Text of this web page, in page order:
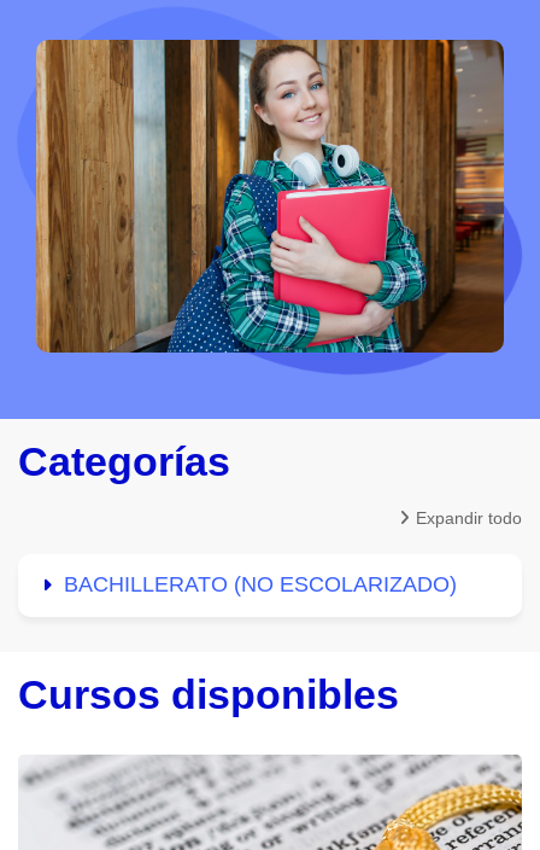
Categorías
Expandir todo
BACHILLERATO (NO ESCOLARIZADO)
Cursos disponibles